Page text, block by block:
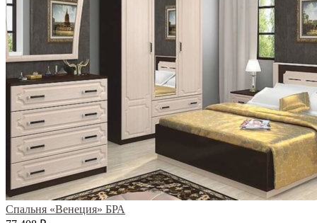
Спальня «Венеция» БРА